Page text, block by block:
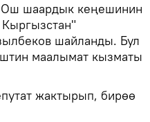
Ош шаардык кеңешинин
шайланды. Бул
маалымат кызматы
жактырып, бирөө